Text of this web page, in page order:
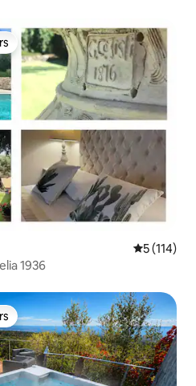
plus appréciés
Évaluation
5 (114)
1936
plus appréciés